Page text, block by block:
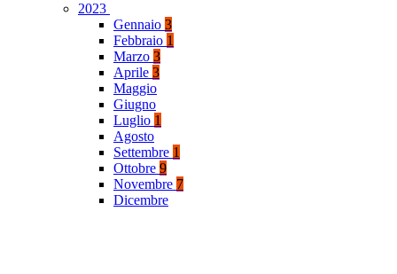
2023
Gennaio 3
Febbraio 1
Marzo 3
Aprile 3
Maggio
Giugno
Luglio 1
Agosto
Settembre 1
Ottobre 9
Novembre 7
Dicembre